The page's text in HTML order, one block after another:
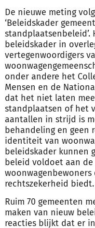
De nieuwe meting
‘Beleidskader
beleidskader in
vertegenwoordigers
onder andere het
Mensen en de
dat het niet laten
standplaatsen of het
aantallen in strijd is
behandeling en geen
identiteit van
beleidskader kunnen
beleid voldoet aan
rechtszekerheid biedt.
Ruim 70 gemeenten
maken van nieuw
reacties blijkt dat er